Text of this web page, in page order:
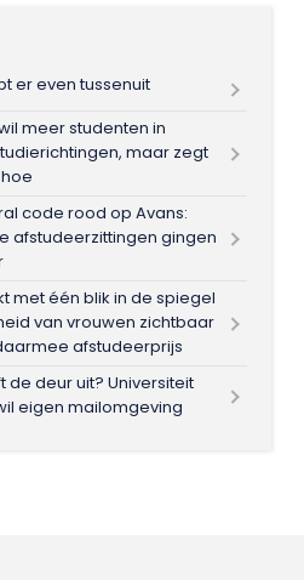
er even tussenuit
meer studenten in
maar zegt
code rood op Avans:
afstudeerzittingen gingen
met één blik in de spiegel
van vrouwen zichtbaar
afstudeerprijs
de deur uit? Universiteit
eigen mailomgeving